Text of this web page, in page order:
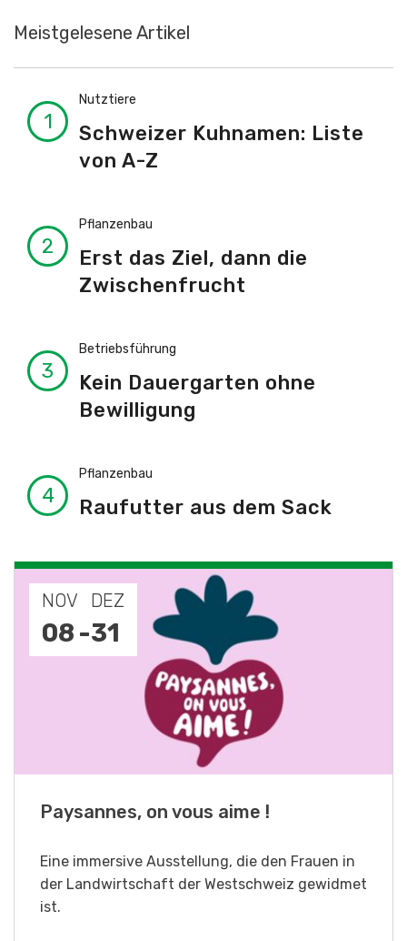
Meistgelesene Artikel
Nutztiere
Schweizer Kuhnamen: Liste
von A-Z
Pflanzenbau
Erst das Ziel, dann die
Zwischenfrucht
Betriebsführung
Kein Dauergarten ohne
Bewilligung
Pflanzenbau
Raufutter aus dem Sack
NOV
19 -
JAN
28
Fachkurs Aquakultur
Sind Sie in der Fischzucht tätig oder
interessieren Sie sich für das Thema? In
diesem Fall ist unser FBA-Weiterbildungskurs